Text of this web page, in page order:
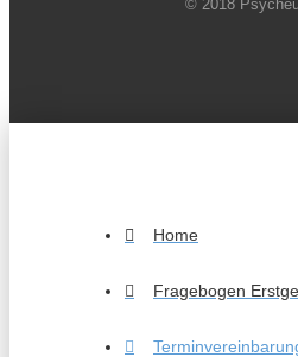
© 2018
Home
Fragebogen